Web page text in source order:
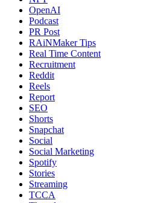
OpenAI
Podcast
PR Post
RAiNMaker Tips
Real Time Content
Recruitment
Reddit
Reels
Report
SEO
Shorts
Snapchat
Social
Social Marketing
Spotify
Stories
Streaming
TCCA